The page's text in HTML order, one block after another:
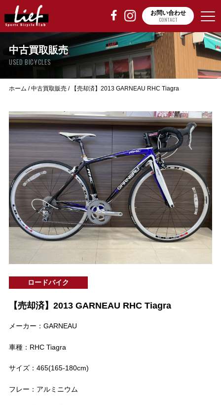
お問い合わせ
CONTACT
中古買取販売
USED BICYCLES
ホーム /中古買取販売/ 【売却済】2013 GARNEAU RHC Tiagra
ロードバイク
【売却済】2013 GARNEAU RHC Tiagra
メーカー：GARNEAU
車種：RHC Tiagra
サイズ：465(165-180cm)
フレー：アルミニウム